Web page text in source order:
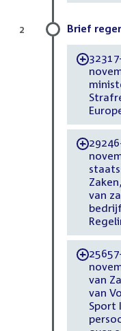
Brief
-
-
van
-
van
van
Sport
2